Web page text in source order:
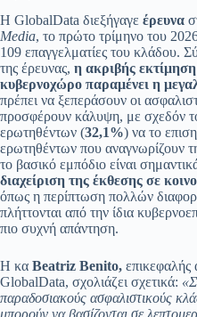
Η GlobalData διεξήγαγε έρευνα
Media, το πρώτο τρίμηνο του
109 επαγγελματίες του κλάδου.
της έρευνας, η ακριβής
κυβερνοχώρο παραμένει η
πρέπει να ξεπεράσουν οι
προσφέρουν κάλυψη, με σχεδόν
ερωτηθέντων (32,1%) να το
ερωτηθέντων που αναγνωρίζουν
το βασικό εμπόδιο είναι
διαχείριση της έκθεσης σε
όπως η περίπτωση πολλών
πλήττονται από την ίδια
πιο συχνή απάντηση.
Η κα Beatriz Benito, επικεφαλής
GlobalData, σχολιάζει σχετικά:
παραδοσιακούς ασφαλιστικούς